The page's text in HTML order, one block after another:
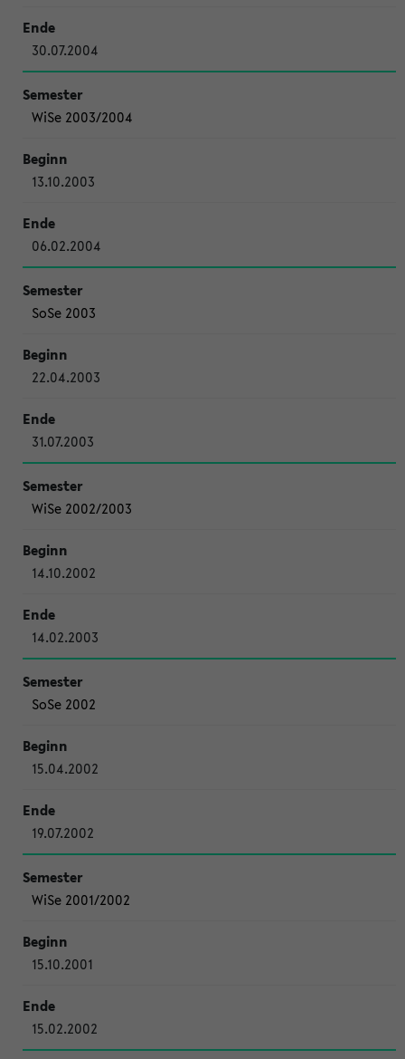
30.07.2004
WiSe 2003/2004
13.10.2003
06.02.2004
SoSe 2003
22.04.2003
31.07.2003
WiSe 2002/2003
14.10.2002
14.02.2003
SoSe 2002
15.04.2002
19.07.2002
WiSe 2001/2002
15.10.2001
15.02.2002